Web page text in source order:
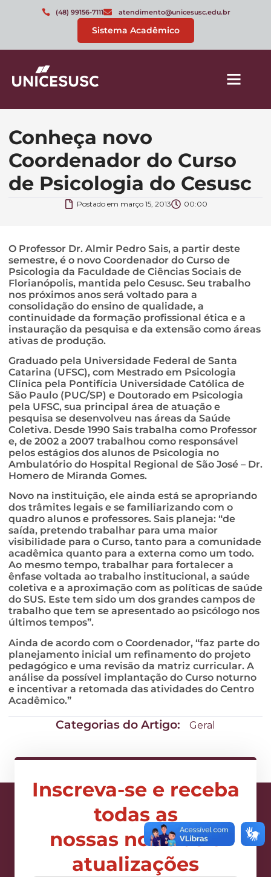
(48) 99156-7111 atendimento@unicesusc.edu.br
Sistema Acadêmico
Conheça novo
Coordenador do Curso
de Psicologia do Cesusc
Postado em março 15, 2013 00:00
O Professor Dr. Almir Pedro Sais, a partir deste
semestre, é o novo Coordenador do Curso de
Psicologia da Faculdade de Ciências Sociais de
Florianópolis, mantida pelo Cesusc. Seu trabalho
nos próximos anos será voltado para a
consolidação do ensino de qualidade, a
continuidade da formação profissional ética e a
instauração da pesquisa e da extensão como áreas
ativas de produção.
Graduado pela Universidade Federal de Santa
Catarina (UFSC), com Mestrado em Psicologia
Clínica pela Pontifícia Universidade Católica de
São Paulo (PUC/SP) e Doutorado em Psicologia
pela UFSC, sua principal área de atuação e
pesquisa se desenvolveu nas áreas da Saúde
Coletiva. Desde 1990 Sais trabalha como Professor
e, de 2002 a 2007 trabalhou como responsável
pelos estágios dos alunos de Psicologia no
Ambulatório do Hospital Regional de São José – Dr.
Homero de Miranda Gomes.
Novo na instituição, ele ainda está se apropriando
dos trâmites legais e se familiarizando com o
quadro alunos e professores. Sais planeja: “de
saída, pretendo trabalhar para uma maior
visibilidade para o Curso, tanto para a comunidade
acadêmica quanto para a externa como um todo.
Ao mesmo tempo, trabalhar para fortalecer a
ênfase voltada ao trabalho institucional, a saúde
coletiva e a aproximação com as políticas de saúde
do SUS. Este tem sido um dos grandes campos de
trabalho que tem se apresentado ao psicólogo nos
últimos tempos”.
Ainda de acordo com o Coordenador, “faz parte do
planejamento inicial um refinamento do projeto
pedagógico e uma revisão da matriz curricular. A
análise da possível implantação do Curso noturno
e incentivar a retomada das atividades do Centro
Acadêmico.”
Categorias do Artigo: Geral
Inscreva-se e receba
todas as
nossas notícias e
atualizações